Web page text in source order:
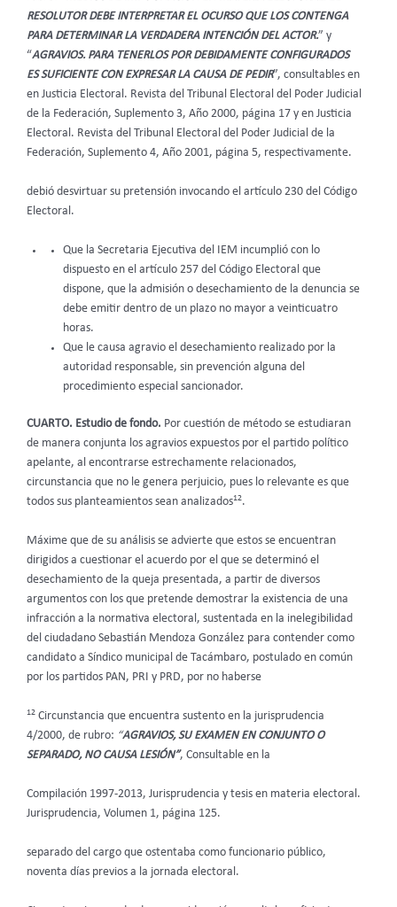
RESOLUTOR DEBE INTERPRETAR EL OCURSO QUE LOS CONTENGA
PARA DETERMINAR LA VERDADERA INTENCIÓN DEL ACTOR.” y
“AGRAVIOS. PARA TENERLOS POR DEBIDAMENTE CONFIGURADOS
ES SUFICIENTE CON EXPRESAR LA CAUSA DE PEDIR”, consultables en
en Justicia Electoral. Revista del Tribunal Electoral del Poder Judicial
de la Federación, Suplemento 3, Año 2000, página 17 y en Justicia
Electoral. Revista del Tribunal Electoral del Poder Judicial de la
Federación, Suplemento 4, Año 2001, página 5, respectivamente.
debió desvirtuar su pretensión invocando el artículo 230 del Código
Electoral.
Que la Secretaria Ejecutiva del IEM incumplió con lo
dispuesto en el artículo 257 del Código Electoral que
dispone, que la admisión o desechamiento de la denuncia se
debe emitir dentro de un plazo no mayor a veinticuatro
horas.
Que le causa agravio el desechamiento realizado por la
autoridad responsable, sin prevención alguna del
procedimiento especial sancionador.
CUARTO. Estudio de fondo. Por cuestión de método se estudiaran
de manera conjunta los agravios expuestos por el partido político
apelante, al encontrarse estrechamente relacionados,
circunstancia que no le genera perjuicio, pues lo relevante es que
todos sus planteamientos sean analizados12.
Máxime que de su análisis se advierte que estos se encuentran
dirigidos a cuestionar el acuerdo por el que se determinó el
desechamiento de la queja presentada, a partir de diversos
argumentos con los que pretende demostrar la existencia de una
infracción a la normativa electoral, sustentada en la inelegibilidad
del ciudadano Sebastián Mendoza González para contender como
candidato a Síndico municipal de Tacámbaro, postulado en común
por los partidos PAN, PRI y PRD, por no haberse
12 Circunstancia que encuentra sustento en la jurisprudencia
4/2000, de rubro: “AGRAVIOS, SU EXAMEN EN CONJUNTO O
SEPARADO, NO CAUSA LESIÓN”, Consultable en la
Compilación 1997-2013, Jurisprudencia y tesis en materia electoral.
Jurisprudencia, Volumen 1, página 125.
separado del cargo que ostentaba como funcionario público,
noventa días previos a la jornada electoral.